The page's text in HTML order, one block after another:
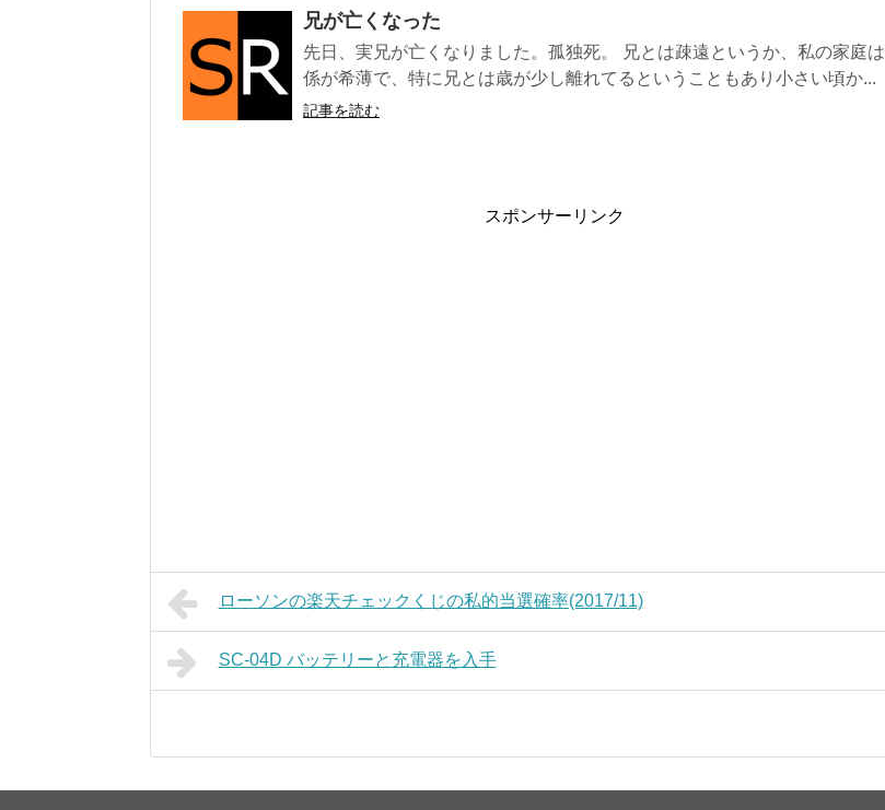
兄が亡くなった
先日、実兄が亡くなりました。孤独死。 兄とは疎遠というか、私の家庭
係が希薄で、特に兄とは歳が少し離れてるということもあり小さい頃か...
記事を読む
スポンサーリンク
ローソンの楽天チェックくじの私的当選確率(2017/11)
SC-04D バッテリーと充電器を入手